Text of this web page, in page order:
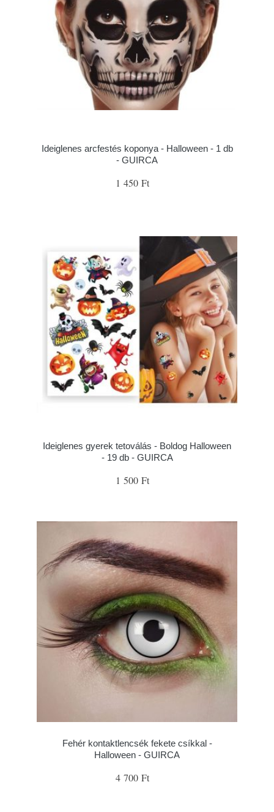
Ideiglenes arcfestés koponya - Halloween - 1 db
- GUIRCA
1 450 Ft
Ideiglenes gyerek tetoválás - Boldog Halloween
- 19 db - GUIRCA
1 500 Ft
Fehér kontaktlencsék fekete csíkkal -
Halloween - GUIRCA
4 700 Ft